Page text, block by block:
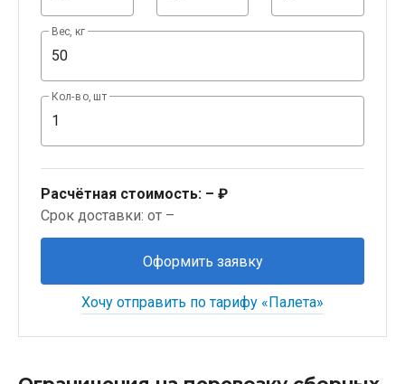
Вес, кг
Кол-во, шт
Расчётная стоимость: – ₽
Срок доставки: от –
Оформить заявку
Хочу отправить по тарифу «Палета»